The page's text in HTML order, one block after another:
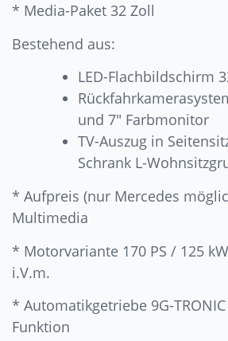
* Media-Paket 32 Zoll
Bestehend aus:
LED-Flachbildschirm
und 7″ Farbmonitor
TV-Auszug in
Schrank L-
* Aufpreis (nur Mercedes
Multimedia
* Motorvariante 170 PS / 125
i.V.m.
* Automatikgetriebe 9G-
Funktion